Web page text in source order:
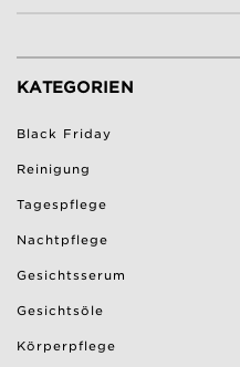
KATEGORIEN
Black Friday
Reinigung
Tagespflege
Nachtpflege
Gesichtsserum
Gesichtsöle
Körperpflege